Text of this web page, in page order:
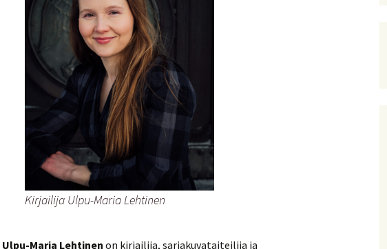
Kirjailija Ulpu-Maria Lehtinen
Ulpu-Maria Lehtinen on kirjailija, sarjakuvataiteilija ja